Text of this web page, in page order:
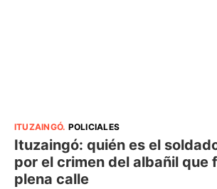
ITUZAINGÓ. POLICIALES
Ituzaingó: quién es el
por el crimen del albañil que
plena calle